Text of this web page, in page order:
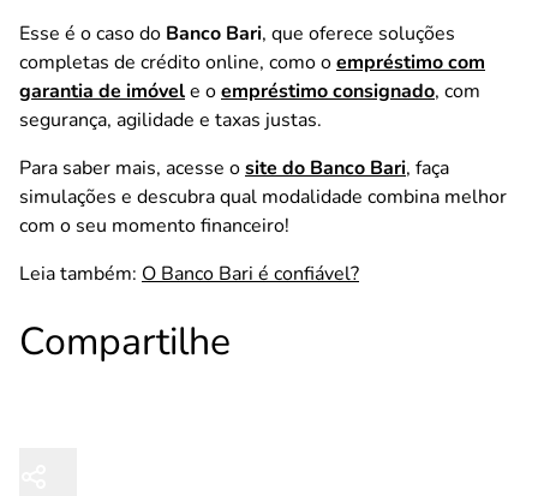
Esse é o caso do Banco Bari, que oferece soluções
completas de crédito online, como oempréstimo com
garantia de imóvele oempréstimo consignado, com
segurança, agilidade e taxas justas.
Para saber mais, acesse osite do Banco Bari, faça
simulações e descubra qual modalidade combina melhor
com o seu momento financeiro!
Leia também: O Banco Bari é confiável?
Compartilhe